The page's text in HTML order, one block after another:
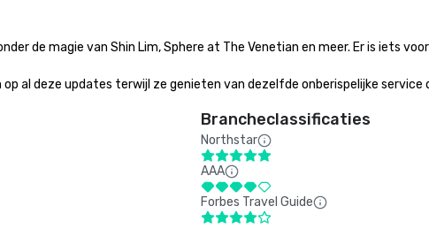
de magie van Shin Lim, Sphere at The Venetian en meer. Er is iets
op al deze updates terwijl ze genieten van dezelfde onberispelijke
Brancheclassificaties
Northstar
AAA
Forbes Travel Guide